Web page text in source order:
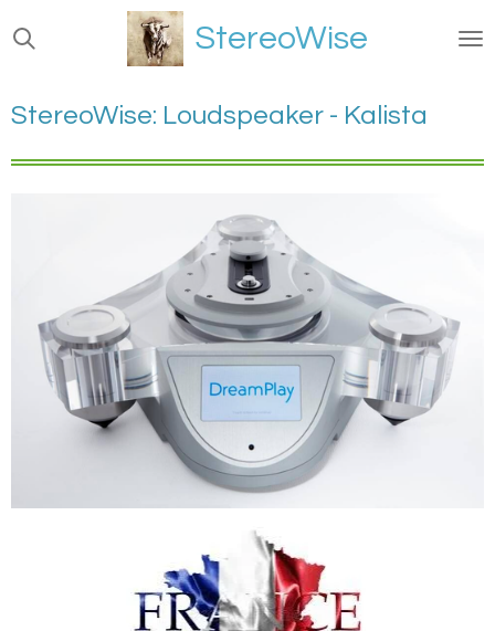
Ga
direct
de
hoofdinhoud
StereoWise
StereoWise: Loudspeaker - Kalista